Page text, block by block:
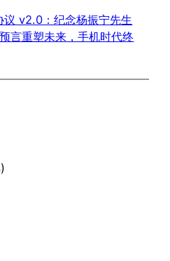
议 v2.0：纪念杨振宁先生
言重塑未来，手机时代终